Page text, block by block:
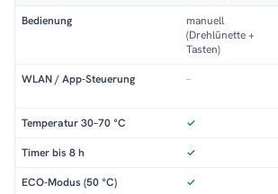
Bedienung
manuell
(Drehlünette +
Tasten)
WLAN / App-Steuerung –
Temperatur 30–70 °C ✓
Timer bis 8 h ✓
ECO-Modus (50 °C) ✓